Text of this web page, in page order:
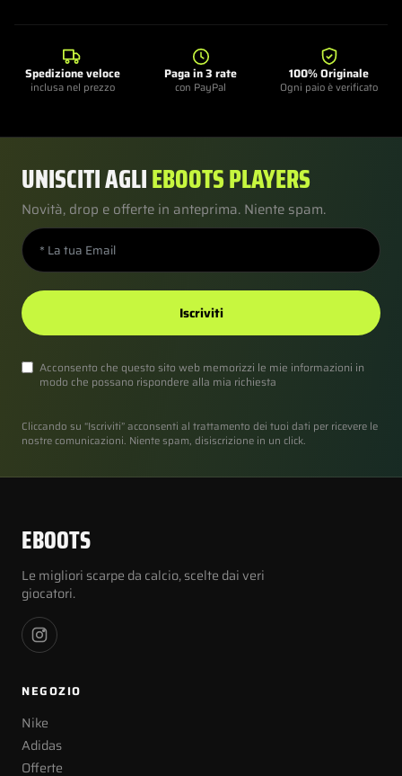
Spedizione veloce
inclusa nel prezzo
Paga in 3 rate
con PayPal
100% Originale
Ogni paio è verificato
UNISCITI AGLIEBOOTS PLAYERS
Novità, drop e offerte in anteprima. Niente spam.
Iscriviti
Acconsento che questo sito web memorizzi le mie informazioni in
modo che possano rispondere alla mia richiesta
Cliccando su “Iscriviti” acconsenti al trattamento dei tuoi dati per ricevere le
nostre comunicazioni. Niente spam, disiscrizione in un click.
EBOOTS
Le migliori scarpe da calcio, scelte dai veri
giocatori.
NEGOZIO
Nike
Adidas
Offerte